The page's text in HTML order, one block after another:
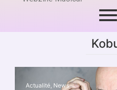
Actualité, News